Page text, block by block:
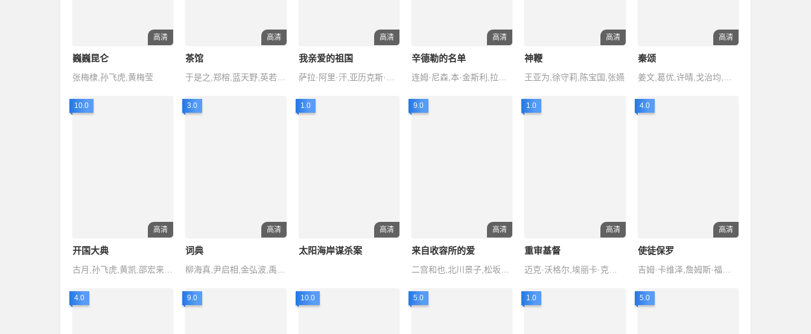
高清
巍巍昆仑
张梅棣,孙飞虎,黄梅莹
高清
茶馆
于是之,郑榕,蓝天野,英若诚,黄宗洛
高清
我亲爱的祖国
萨拉·阿里·汗,亚历克斯·奥内尔,埃姆兰·哈希米
高清
辛德勒的名单
连姆·尼森,本·金斯利,拉尔夫·费因斯,卡罗琳·古多尔,乔纳森·萨加尔
高清
神鞭
王亚为,徐守莉,陈宝国,张嬿
高清
秦颂
姜文,葛优,许晴,戈治均,王庆祥
10.0
高清
开国大典
3.0
高清
词典
1.0
高清
太阳海岸谋杀案
9.0
高清
来自收容所的爱
1.0
高清
重审基督
4.0
高清
使徒保罗
4.0 9.0 10.0 5.0 1.0 5.0